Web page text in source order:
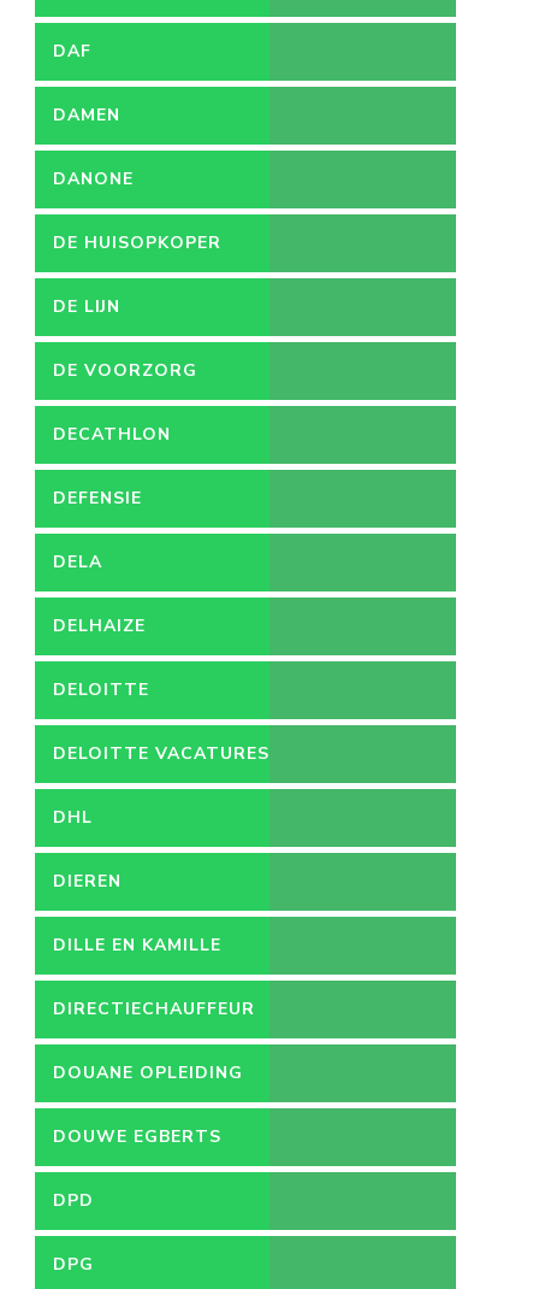
DAF
DAMEN
DANONE
DE HUISOPKOPER
DE LIJN
DE VOORZORG
DECATHLON
DEFENSIE
DELA
DELHAIZE
DELOITTE
DELOITTE VACATURES
DHL
DIEREN
DILLE EN KAMILLE
DIRECTIECHAUFFEUR
DOUANE OPLEIDING
DOUWE EGBERTS
DPD
DPG